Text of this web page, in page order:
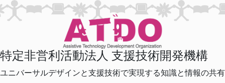
特定非営利活動法人 支援技術開発機構
ユニバーサルデザインと支援技術で実現する知識と情報の共有